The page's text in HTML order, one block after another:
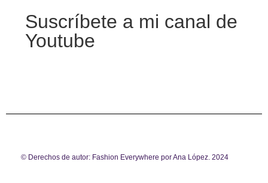
Suscríbete a mi canal de
Youtube
© Derechos de autor: Fashion Everywhere por Ana López. 2024